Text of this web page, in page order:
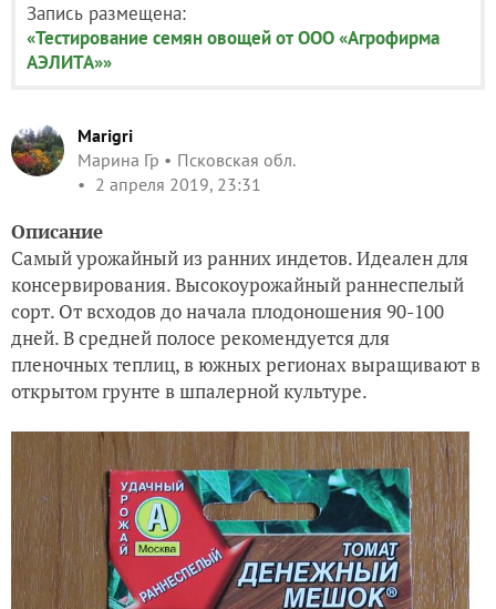
Запись размещена:
«Тестирование семян овощей от ООО «Агрофирма
АЭЛИТА»»
Marigri
Марина Гр
Псковская обл.
2 апреля 2019, 23:31
Описание
Самый урожайный из ранних индетов. Идеален для
консервирования. Высокоурожайный раннеспелый
сорт. От всходов до начала плодоношения 90-100
дней. В средней полосе рекомендуется для
пленочных теплиц, в южных регионах выращивают в
открытом грунте в шпалерной культуре.